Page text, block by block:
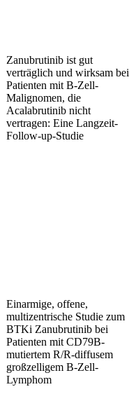
Zanubrutinib ist gut
verträglich und wirksam bei
Patienten mit B-Zell-
Malignomen, die
Acalabrutinib nicht
vertragen: Eine Langzeit-
Follow-up-Studie
Einarmige, offene,
multizentrische Studie zum
BTKi Zanubrutinib bei
Patienten mit CD79B-
mutiertem R/R-diffusem
großzelligem B-Zell-
Lymphom